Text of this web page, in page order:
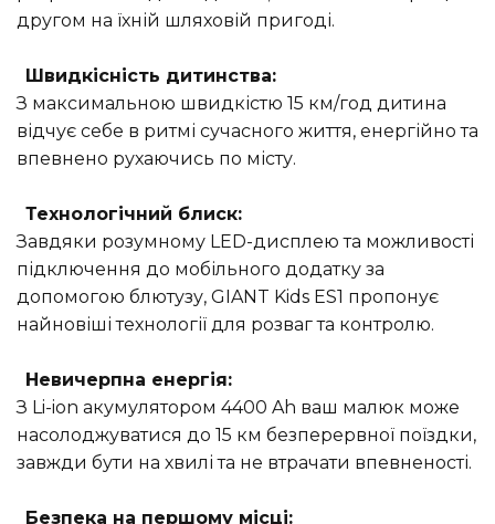
другом на їхній шляховій пригоді.
Швидкісність дитинства:
З максимальною швидкістю 15 км/год дитина
відчує себе в ритмі сучасного життя, енергійно та
впевнено рухаючись по місту.
Технологічний блиск:
Завдяки розумному LED-дисплею та можливості
підключення до мобільного додатку за
допомогою блютузу, GIANT Kids ES1 пропонує
найновіші технології для розваг та контролю.
Невичерпна енергія:
З Li-ion акумулятором 4400 Ah ваш малюк може
насолоджуватися до 15 км безперервної поїздки,
завжди бути на хвилі та не втрачати впевненості.
Безпека на першому місці: